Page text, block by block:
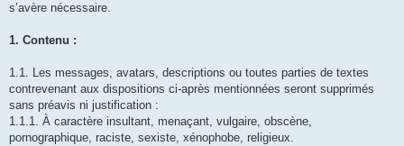
s’avère nécessaire.
1. Contenu :
1.1. Les messages, avatars, descriptions ou toutes parties de textes
contrevenant aux dispositions ci-après mentionnées seront supprimés
sans préavis ni justification :
1.1.1. À caractère insultant, menaçant, vulgaire, obscène,
pornographique, raciste, sexiste, xénophobe, religieux.